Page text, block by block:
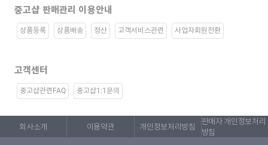
중고샵 판매관리 이용안내
상품등록 상품배송 정산 고객서비스관련 사업자회원전환
고객센터
중고샵관련FAQ 중고샵1:1문의
회사소개 이용약관 개인정보처리방침
판매자 개인정보처리
방침